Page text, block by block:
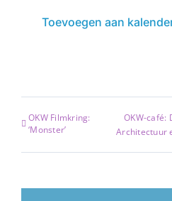
Toevoegen aan
OKW Filmkring:
‘Monster’
OKW-café:
Architectuur